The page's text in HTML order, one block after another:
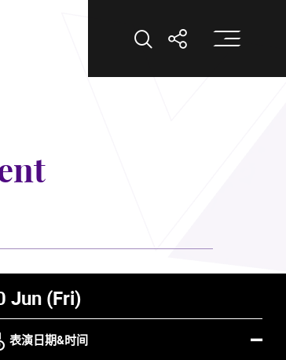
打开搜索打开分享打
Jun (Fri)
表演日期&时间